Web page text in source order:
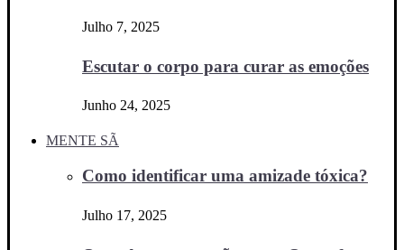
Julho 7, 2025
Escutar o corpo para curar as emoções
Junho 24, 2025
MENTE SÃ
Como identificar uma amizade tóxica?
Julho 17, 2025